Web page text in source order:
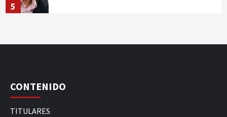
5
CONTENIDO
TITULARES